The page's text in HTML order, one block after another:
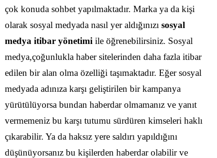
çok konuda sohbet yapılmaktadır. Marka ya da kişi
olarak sosyal medyada nasıl yer aldığınızı sosyal
medya itibar yönetimi ile öğrenebilirsiniz. Sosyal
medya,çoğunlukla haber sitelerinden daha fazla itibar
edilen bir alan olma özelliği taşımaktadır. Eğer sosyal
medyada adınıza karşı geliştirilen bir kampanya
yürütülüyorsa bundan haberdar olmamanız ve yanıt
vermemeniz bu karşı tutumu sürdüren kimseleri haklı
çıkarabilir. Ya da haksız yere saldırı yapıldığını
düşünüyorsanız bu kişilerden haberdar olabilir ve